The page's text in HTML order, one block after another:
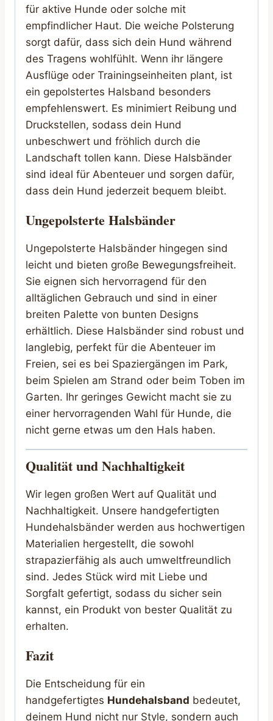
für aktive Hunde oder solche mit
empfindlicher Haut. Die weiche Polsterung
sorgt dafür, dass sich dein Hund während
des Tragens wohlfühlt. Wenn ihr längere
Ausflüge oder Trainingseinheiten plant, ist
ein gepolstertes Halsband besonders
empfehlenswert. Es minimiert Reibung und
Druckstellen, sodass dein Hund
unbeschwert und fröhlich durch die
Landschaft tollen kann. Diese Halsbänder
sind ideal für Abenteuer und sorgen dafür,
dass dein Hund jederzeit bequem bleibt.
Ungepolsterte Halsbänder
Ungepolsterte Halsbänder hingegen sind
leicht und bieten große Bewegungsfreiheit.
Sie eignen sich hervorragend für den
alltäglichen Gebrauch und sind in einer
breiten Palette von bunten Designs
erhältlich. Diese Halsbänder sind robust und
langlebig, perfekt für die Abenteuer im
Freien, sei es bei Spaziergängen im Park,
beim Spielen am Strand oder beim Toben im
Garten. Ihr geringes Gewicht macht sie zu
einer hervorragenden Wahl für Hunde, die
nicht gerne etwas um den Hals haben.
Qualität und Nachhaltigkeit
Wir legen großen Wert auf Qualität und
Nachhaltigkeit. Unsere handgefertigten
Hundehalsbänder werden aus hochwertigen
Materialien hergestellt, die sowohl
strapazierfähig als auch umweltfreundlich
sind. Jedes Stück wird mit Liebe und
Sorgfalt gefertigt, sodass du sicher sein
kannst, ein Produkt von bester Qualität zu
erhalten.
Fazit
Die Entscheidung für ein
handgefertigtes Hundehalsband bedeutet,
deinem Hund nicht nur Style, sondern auch